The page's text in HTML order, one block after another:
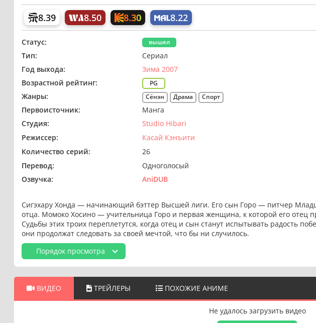
8.39 8.50 8.30 8.22
Статус: вышел
Тип:
Сериал
Год выхода:
Зима 2007
Возрастной рейтинг:
PG
Жанры: Сёнэн Драма Спорт
Первоисточник:
Манга
Студия:
Studio Hibari
Режиссер:
Касай Кэнъити
Количество серий:
26
Перевод:
Одноголосый
Озвучка:
AniDUB
Сигэхару Хонда — начинающий бэттер Высшей лиги. Его сын Горо — питчер
отца. Момоко Хосино — учительница Горо и первая женщина, к которой его отец
Судьбы этих троих переплетутся, когда отец и сын станут испытывать радость
они продолжат следовать за своей мечтой, что бы ни случилось.
Порядок просмотра
ВИДЕО ТРЕЙЛЕРЫ ПОХОЖИЕ АНИМЕ
Не удалось загрузить видео